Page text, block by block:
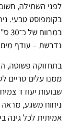
לפני השתילה,
בקומפוסט טבעי.
נדרשת – עודף מים
בתחזוקה פשוטה,
ממנו עלים טריים
שבועות יעודד
ניחוח משגע,
אמיתית לכל גינה